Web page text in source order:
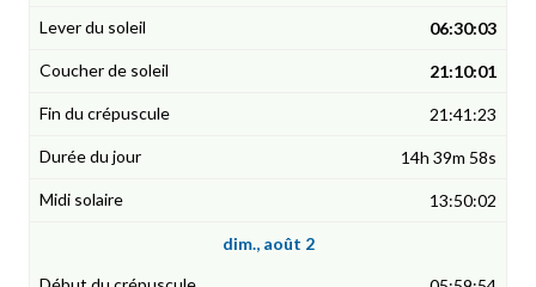
06:30:03
21:10:01
21:41:23
14h 39m 58s
13:50:02
dim., août 2